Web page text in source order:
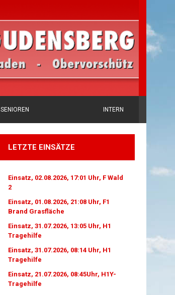
SENIOREN INTERN
LETZTE EINSÄTZE
Einsatz, 02.08.2026, 17:01 Uhr, F Wald
2
Einsatz, 01.08.2026, 21:08 Uhr, F1
Brand Grasfläche
Einsatz, 31.07.2026, 13:05 Uhr, H1
Tragehilfe
Einsatz, 31.07.2026, 08:14 Uhr, H1
Tragehilfe
Einsatz, 21.07.2026, 08:45Uhr, H1Y-
Tragehilfe